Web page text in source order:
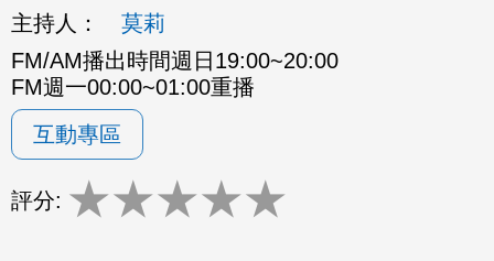
主持人：
莫莉
FM/AM播出時間週日19:00~20:00
FM週一00:00~01:00重播
互動專區
評分: ★★★★★